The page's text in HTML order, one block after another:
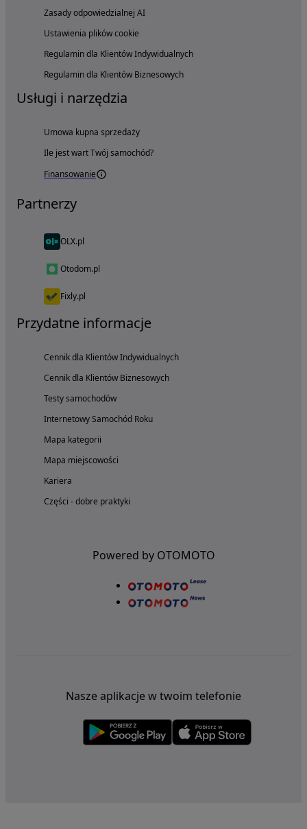
Zasady odpowiedzialnej AI
Ustawienia plików cookie
Regulamin dla Klientów Indywidualnych
Regulamin dla Klientów Biznesowych
Usługi i narzędzia
Umowa kupna sprzedaży
Ile jest wart Twój samochód?
Finansowanie
Partnerzy
OLX.pl
Otodom.pl
Fixly.pl
Przydatne informacje
Cennik dla Klientów Indywidualnych
Cennik dla Klientów Biznesowych
Testy samochodów
Internetowy Samochód Roku
Mapa kategorii
Mapa miejscowości
Kariera
Części - dobre praktyki
Powered by OTOMOTO
Nasze aplikacje w twoim telefonie